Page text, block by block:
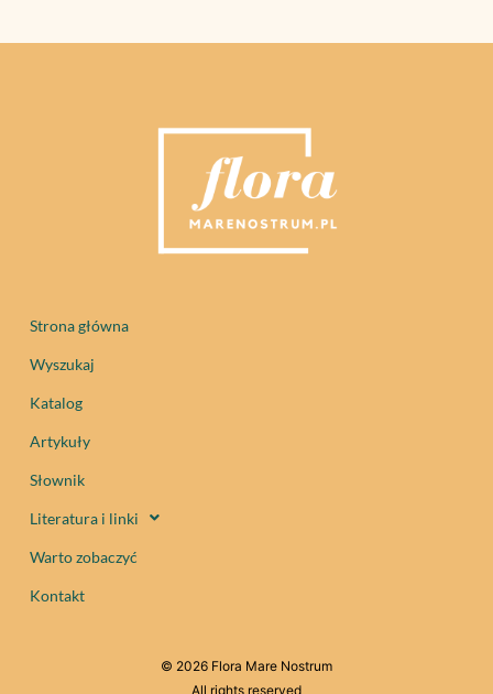
Strona główna
Wyszukaj
Katalog
Artykuły
Słownik
Literatura i linki
Warto zobaczyć
Kontakt
© 2026 Flora Mare Nostrum
All rights reserved